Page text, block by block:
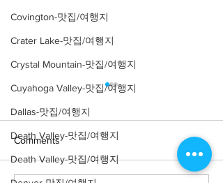
Covington-맛집/여행지
Crater Lake-맛집/여행지
Crystal Mountain-맛집/여행지
Cuyahoga Valley-맛집/여행지
Dallas-맛집/여행지
Death Valley-맛집/여행지
Death Valley-맛집/여행지
Denver-맛집/여행지
Comments